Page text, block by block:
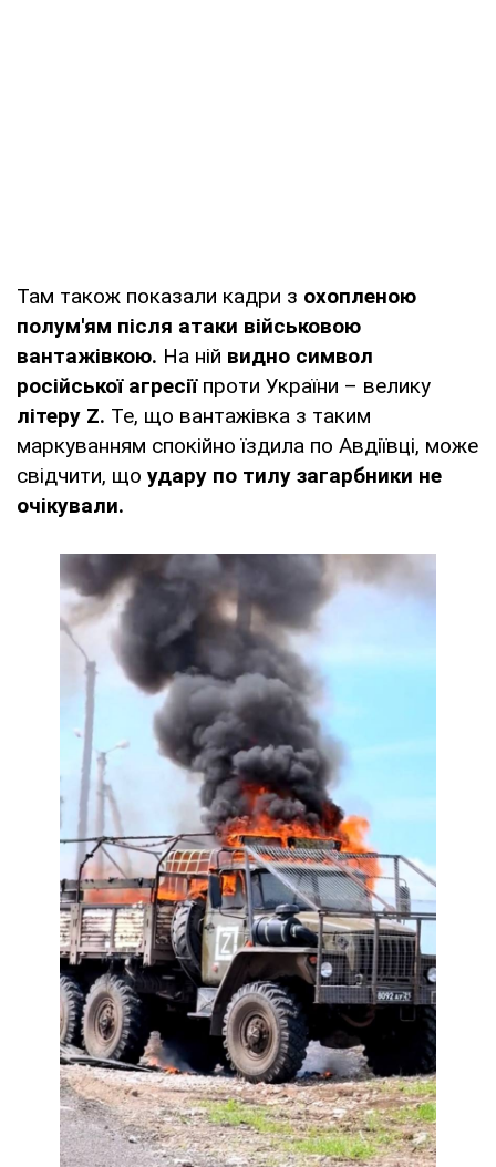
Там також показали кадри з охопленою
полум'ям після атаки військовою
вантажівкою. На ній видно символ
російської агресіїпроти України – велику
літеру Z. Те, що вантажівка з таким
маркуванням спокійно їздила по Авдіївці, може
свідчити, що удару по тилу загарбники не
очікували.